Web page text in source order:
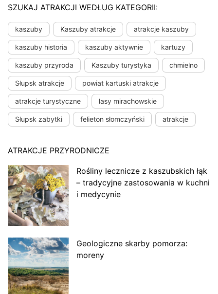
SZUKAJ ATRAKCJI WEDŁUG KATEGORII:
kaszuby Kaszuby atrakcje atrakcje kaszuby
kaszuby historia kaszuby aktywnie kartuzy
kaszuby przyroda Kaszuby turystyka chmielno
Słupsk atrakcje powiat kartuski atrakcje
atrakcje turystyczne lasy mirachowskie
Słupsk zabytki felieton słomczyński atrakcje
ATRAKCJE PRZYRODNICZE
Rośliny lecznicze z kaszubskich łąk
– tradycyjne zastosowania w kuchni
i medycynie
Geologiczne skarby pomorza:
moreny